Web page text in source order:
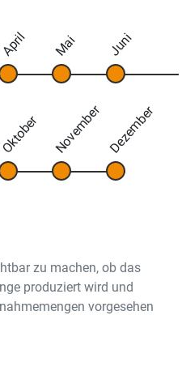
April Mai Juni
Oktober November Dezember
zu machen, ob das
produziert wird und
vorgesehen